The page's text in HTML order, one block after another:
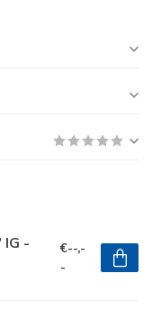
IG -
€--,-
-